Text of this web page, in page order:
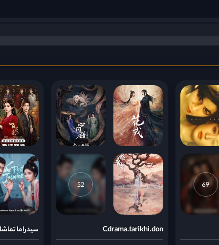
69
52
Cdrama.tarikhi.don سیدراما